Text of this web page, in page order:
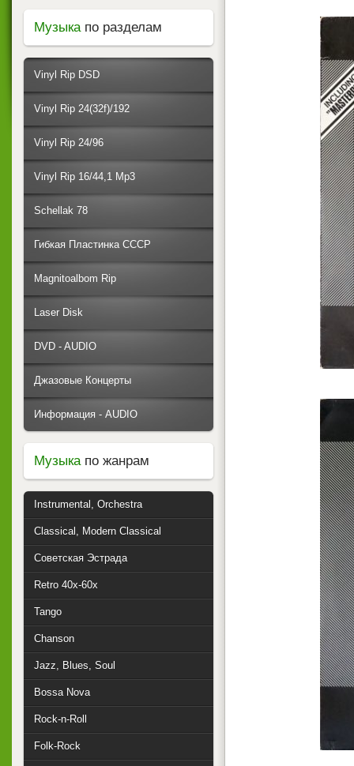
Музыка по разделам
Vinyl Rip DSD
Vinyl Rip 24(32f)/192
Vinyl Rip 24/96
Vinyl Rip 16/44,1 Mp3
Schellak 78
Гибкая Пластинка СССР
Magnitoalbom Rip
Laser Disk
DVD - AUDIO
Джазовые Концерты
Информация - AUDIO
Музыкапо жанрам
Instrumental, Orchestra
Classical, Modern Classical
Советская Эстрада
Retro 40x-60x
Tango
Chanson
Jazz, Blues, Soul
Bossa Nova
Rock-n-Roll
Folk-Rock